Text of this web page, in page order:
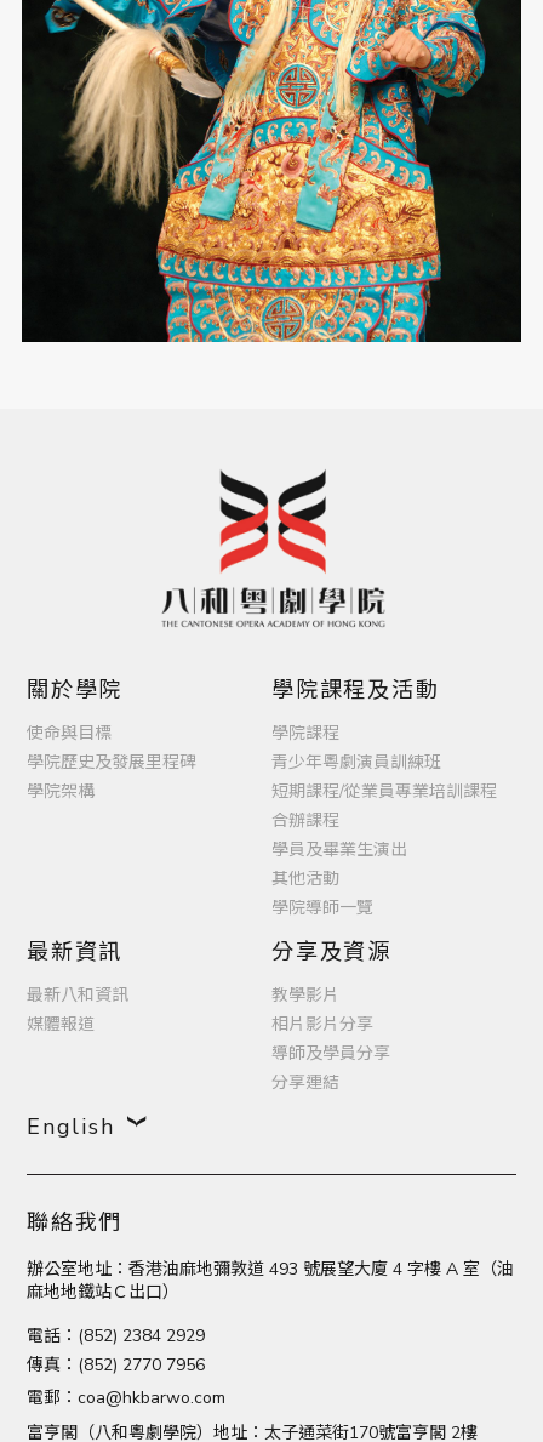
關於學院
使命與目標
學院歷史及發展里程碑
學院架構
學院課程及活動
學院課程
青少年粵劇演員訓練班
短期課程/從業員專業培訓課程
合辦課程
學員及畢業生演出
其他活動
學院導師一覽
最新資訊
最新八和資訊
媒體報道
分享及資源
教學影片
相片影片分享
導師及學員分享
分享連結
English
聯絡我們
辦公室地址：香港油麻地彌敦道 493 號展望大廈 4 字樓 A 室（油
麻地地鐵站Ｃ出口）
電話：(852) 2384 2929
傳真：(852) 2770 7956
電郵： coa@hkbarwo.com
富亨閣（八和粵劇學院）地址：太子通菜街170號富亨閣 2樓